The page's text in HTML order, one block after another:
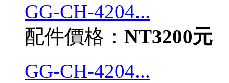
GG-CH-4204...
配件價格： NT3200元
GG-CH-4204...